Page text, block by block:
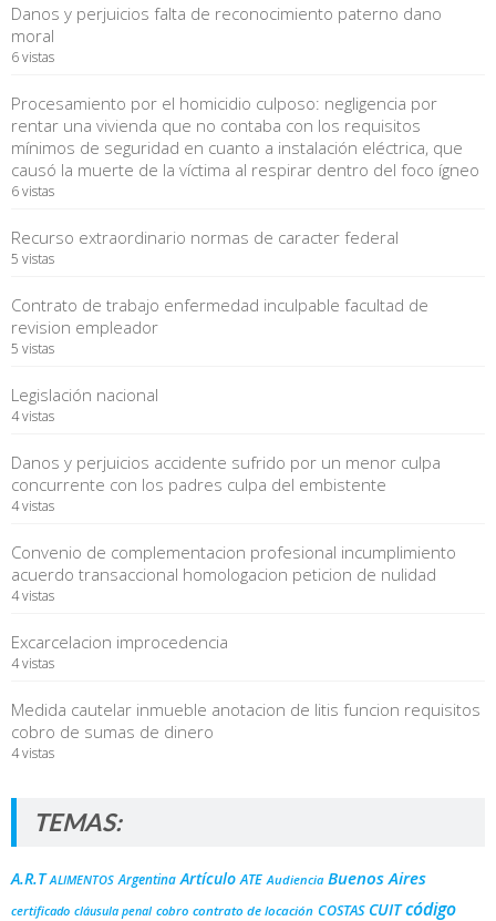
Danos y perjuicios falta de reconocimiento paterno dano
moral
6 vistas
Procesamiento por el homicidio culposo: negligencia por
rentar una vivienda que no contaba con los requisitos
mínimos de seguridad en cuanto a instalación eléctrica, que
causó la muerte de la víctima al respirar dentro del foco ígneo
6 vistas
Recurso extraordinario normas de caracter federal
5 vistas
Contrato de trabajo enfermedad inculpable facultad de
revision empleador
5 vistas
Legislación nacional
4 vistas
Danos y perjuicios accidente sufrido por un menor culpa
concurrente con los padres culpa del embistente
4 vistas
Convenio de complementacion profesional incumplimiento
acuerdo transaccional homologacion peticion de nulidad
4 vistas
Excarcelacion improcedencia
4 vistas
Medida cautelar inmueble anotacion de litis funcion requisitos
cobro de sumas de dinero
4 vistas
TEMAS:
A.R.T ALIMENTOS Argentina Artículo ATE Audiencia Buenos Aires
certificado cláusula penal cobro contrato de locación COSTAS CUIT código